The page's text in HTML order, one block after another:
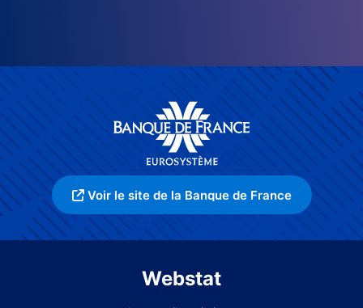
Voir le site de la Banque de France
Webstat